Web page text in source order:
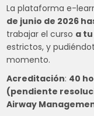
La plataforma e-
de junio de 2026
trabajar el curso a
estrictos, y
momento.
Acreditación: 40
(pendiente
Airway